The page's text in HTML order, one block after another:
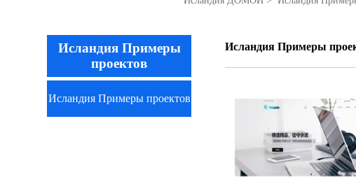
Исландия Примеры
проектов
Исландия Примеры проектов
Исландия Примеры